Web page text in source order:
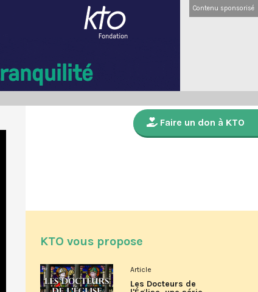
Contenu sponsorisé
Faire un don à KTO
KTO vous propose
Article
Les Docteurs de